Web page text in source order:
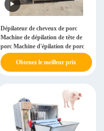
Dépilateur de cheveux de porc
Machine de dépilation de tête de
porc Machine d'épilation de porc
Obtenez le meilleur prix